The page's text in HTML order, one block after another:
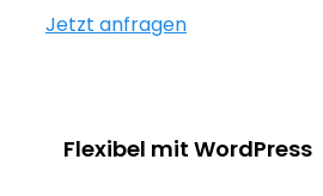
Jetzt anfragen
Flexibel mit WordPress